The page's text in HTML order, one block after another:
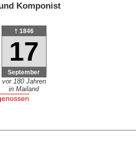
Komponist
† 1846
17
September
vor 180 Jahren
in Mailand